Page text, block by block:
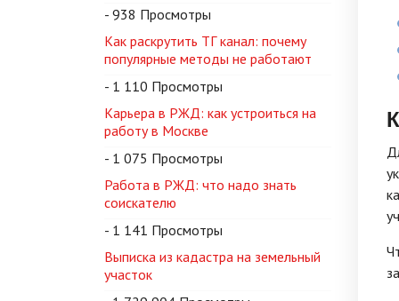
- 938 Просмотры
Как раскрутить ТГ канал: почему
популярные методы не работают
- 1 110 Просмотры
Карьера в РЖД: как устроиться на
работу в Москве
- 1 075 Просмотры
Работа в РЖД: что надо знать
соискателю
- 1 141 Просмотры
Выписка из кадастра на земельный
участок